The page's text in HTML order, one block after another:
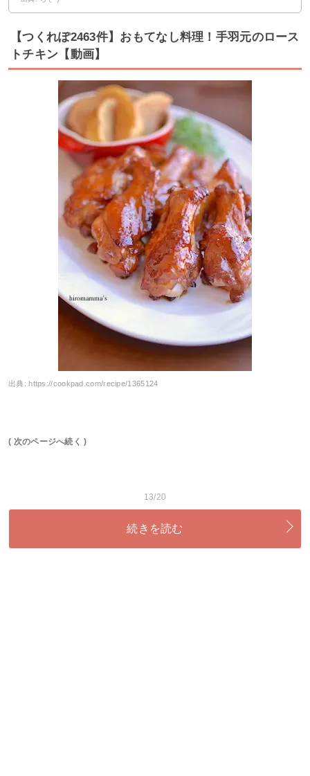
【つくれぽ2463件】おもてなし料理！手羽元のロース
トチキン【動画】
出典: https://cookpad.com/recipe/1365124
( 次のページへ続く )
13/20
続きを読む